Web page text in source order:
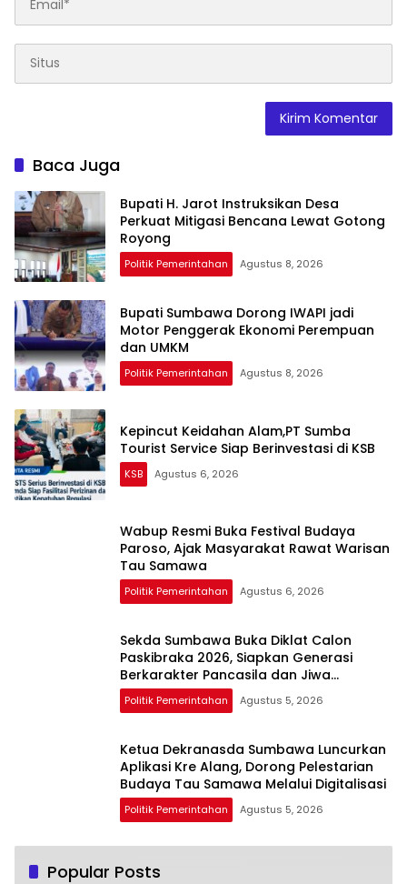
Baca Juga
Bupati H. Jarot Instruksikan Desa
Perkuat Mitigasi Bencana Lewat Gotong
Royong
Politik Pemerintahan Agustus 8, 2026
Bupati Sumbawa Dorong IWAPI jadi
Motor Penggerak Ekonomi Perempuan
dan UMKM
Politik Pemerintahan Agustus 8, 2026
Kepincut Keidahan Alam,PT Sumba
Tourist Service Siap Berinvestasi di KSB
KSB Agustus 6, 2026
Wabup Resmi Buka Festival Budaya
Paroso, Ajak Masyarakat Rawat Warisan
Tau Samawa
Politik Pemerintahan Agustus 6, 2026
Sekda Sumbawa Buka Diklat Calon
Paskibraka 2026, Siapkan Generasi
Berkarakter Pancasila dan Jiwa
Kepemimpinan
Politik Pemerintahan Agustus 5, 2026
Ketua Dekranasda Sumbawa Luncurkan
Aplikasi Kre Alang, Dorong Pelestarian
Budaya Tau Samawa Melalui Digitalisasi
Politik Pemerintahan Agustus 5, 2026
Popular Posts